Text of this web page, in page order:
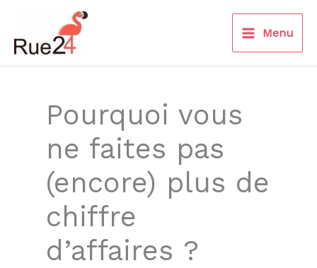
contenu
Menu
Pourquoi vous
ne faites pas
(encore) plus de
chiffre
d’affaires ?